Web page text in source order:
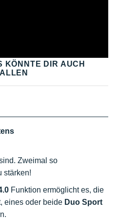
KÖNNTE DIR AUCH
Zweimal so
stärken!
Funktion ermöglicht es, die
eines oder beide Duo Sport